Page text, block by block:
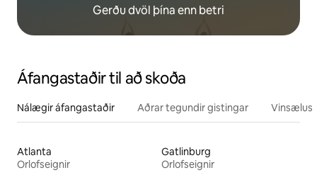
Gerðu dvöl þína enn betri
Áfangastaðir til að skoða
Nálægir áfangastaðir Aðrar tegundir gistingar
Atlanta
Orlofseignir
Gatlinburg
Orlofseignir